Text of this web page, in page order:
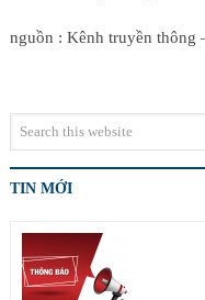
nguồn : Kênh truyền thông
TIN MỚI